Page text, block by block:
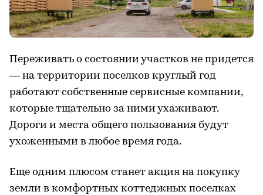
Переживать о состоянии участков не придется
— на территории поселков круглый год
работают собственные сервисные компании,
которые тщательно за ними ухаживают.
Дороги и места общего пользования будут
ухоженными в любое время года.
Еще одним плюсом станет акция на покупку
земли в комфортных коттеджных поселках